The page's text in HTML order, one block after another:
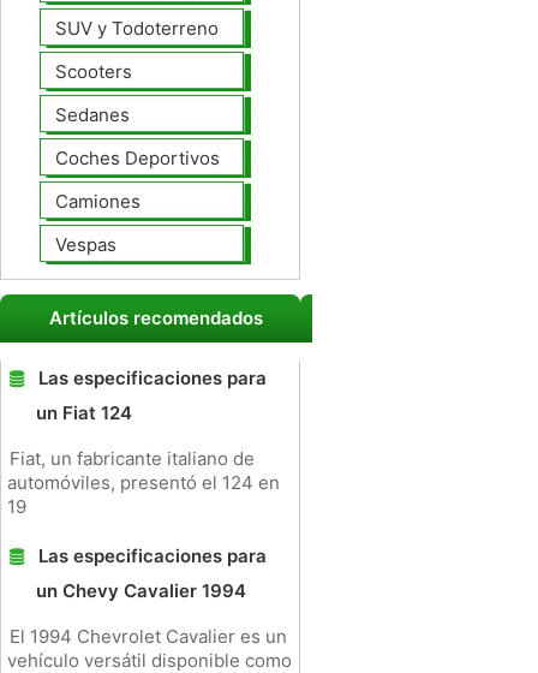
SUV y Todoterreno
Scooters
Sedanes
Coches Deportivos
Camiones
Vespas
Artículos recomendados
Las especificaciones para
un Fiat 124
Fiat, un fabricante italiano de
automóviles, presentó el 124 en
19
Las especificaciones para
un Chevy Cavalier 1994
El 1994 Chevrolet Cavalier es un
vehículo versátil disponible como